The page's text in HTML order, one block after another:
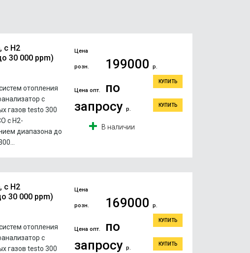
с Н2
30 000 ppm)
отопления
с
газов testo 300
с H2-
диапазона до
Цена
розн. 199000 р.
КУПИТЬ
Цена опт.
по
запросу р.
КУПИТЬ
В наличии
с Н2
30 000 ppm)
отопления
с
газов testo 300
Цена
розн. 169000 р.
КУПИТЬ
Цена опт.
по
запросу р.
КУПИТЬ